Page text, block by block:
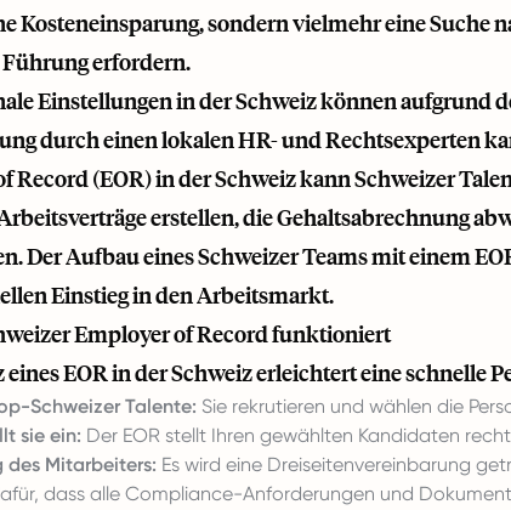
Kosteneinsparung, sondern vielmehr eine Suche
erfordern.
Einstellungen in der Schweiz können aufgrund
durch einen lokalen HR- und Rechtsexperten
Record (EOR) in der Schweiz kann Schweizer
erstellen, die Gehaltsabrechnung
Der Aufbau eines Schweizer Teams mit einem
Einstieg in den Arbeitsmarkt.
Employer of Record funktioniert
eines EOR in der Schweiz erleichtert eine schnelle
Schweizer Talente: Sie rekrutieren und wählen die
sie ein: Der EOR stellt Ihren gewählten Kandidaten
Mitarbeiters: Es wird eine Dreiseitenvereinbarung
dass alle Compliance-Anforderungen und